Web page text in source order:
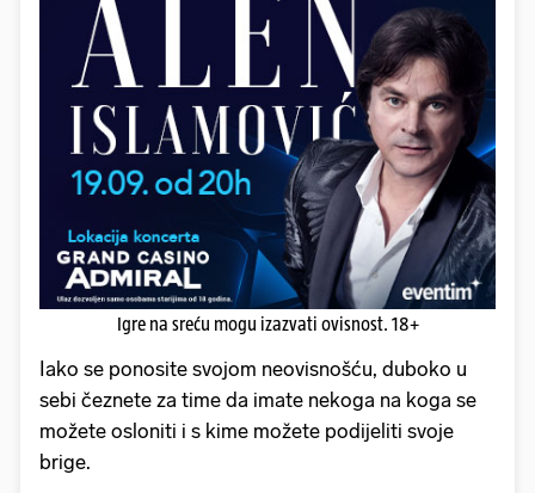
Igre na sreću mogu izazvati ovisnost. 18+
Iako se ponosite svojom neovisnošću, duboko u
sebi čeznete za time da imate nekoga na koga se
možete osloniti i s kime možete podijeliti svoje
brige.